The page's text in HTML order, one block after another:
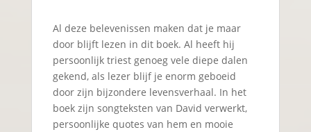
Al deze belevenissen maken dat je maar
door blijft lezen in dit boek. Al heeft hij
persoonlijk triest genoeg vele diepe dalen
gekend, als lezer blijf je enorm geboeid
door zijn bijzondere levensverhaal. In het
boek zijn songteksten van David verwerkt,
persoonlijke quotes van hem en mooie